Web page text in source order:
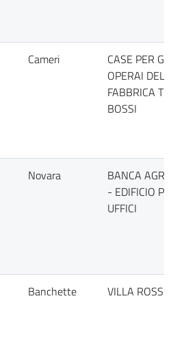
Cameri
CASE PER
OPERAI
FABBRICA
BOSSI
Novara
BANCA
- EDIFICIO
UFFICI
Banchette VILLA ROSSI